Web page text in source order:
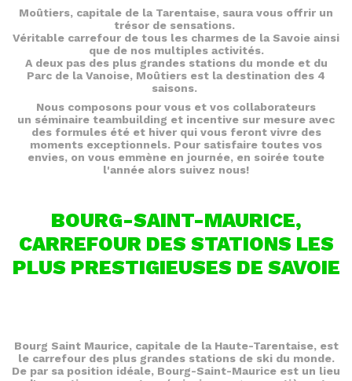
Moûtiers, capitale de la Tarentaise, saura vous offrir un
trésor de sensations.
Véritable carrefour de tous les charmes de la Savoie ainsi
que de nos multiples activités.
A deux pas des plus grandes stations du monde et du
Parc de la Vanoise, Moûtiers est la destination des 4
saisons.
Nous composons pour vous et vos collaborateurs
un séminaire teambuilding et incentive sur mesure avec
des formules été et hiver qui vous feront vivre des
moments exceptionnels. Pour satisfaire toutes vos
envies, on vous emmène en journée, en soirée toute
l'année alors suivez nous!
BOURG-SAINT-MAURICE,
CARREFOUR DES STATIONS LES
PLUS PRESTIGIEUSES DE SAVOIE
Bourg Saint Maurice, capitale de la Haute-Tarentaise, est
le carrefour des plus grandes stations de ski du monde.
De par sa position idéale, Bourg-Saint-Maurice est un lieu